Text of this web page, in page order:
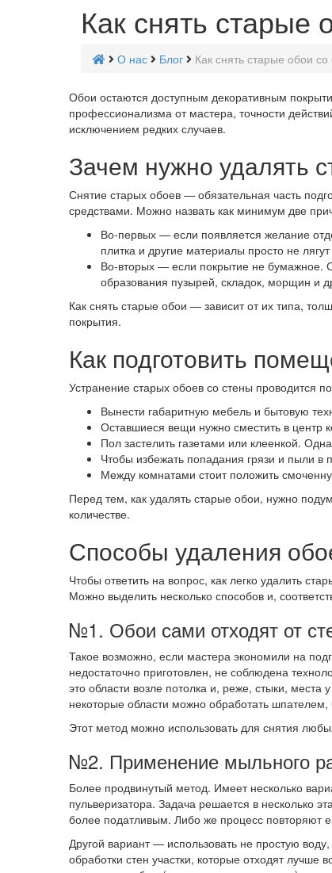
Как снять старые
О нас Блог Как снять старые обои со
Обои остаются доступным декоративным
профессионализма от мастера, точности
исключением редких случаев.
Зачем нужно удалять
Снятие старых обоев — обязательная часть
средствами. Можно назвать как минимум две
Во-первых — если появляется желание
плитка и другие материалы просто не
Во-вторых — если покрытие не бумажное.
образования пузырей, складок, морщин и
Как снять старые обои — зависит от их типа,
покрытия.
Как подготовить
Устранение старых обоев со стены проводится
Вынести габаритную мебель и бытовую
Оставшиеся вещи нужно сместить в центр
Пол застелить газетами или клеенкой.
Чтобы избежать попадания грязи и пыли в
Между комнатами стоит положить
Перед тем, как удалять старые обои, нужно
количестве.
Способы удаления
Чтобы ответить на вопрос, как легко удалить
Можно выделить несколько способов и,
№1. Обои сами отходят от
Такое возможно, если мастера экономили на
недостаточно приготовлен, не соблюдена
это области возле потолка и, реже, стыки,
некоторые области можно обработать шпателем,
Этот метод можно использовать для снятия
№2. Применение мыльного
Более продвинутый метод. Имеет несколько
пульверизатора. Задача решается в несколько
более податливым. Либо же процесс повторяют
Другой вариант — использовать не простую
обработки стен участки, которые отходят